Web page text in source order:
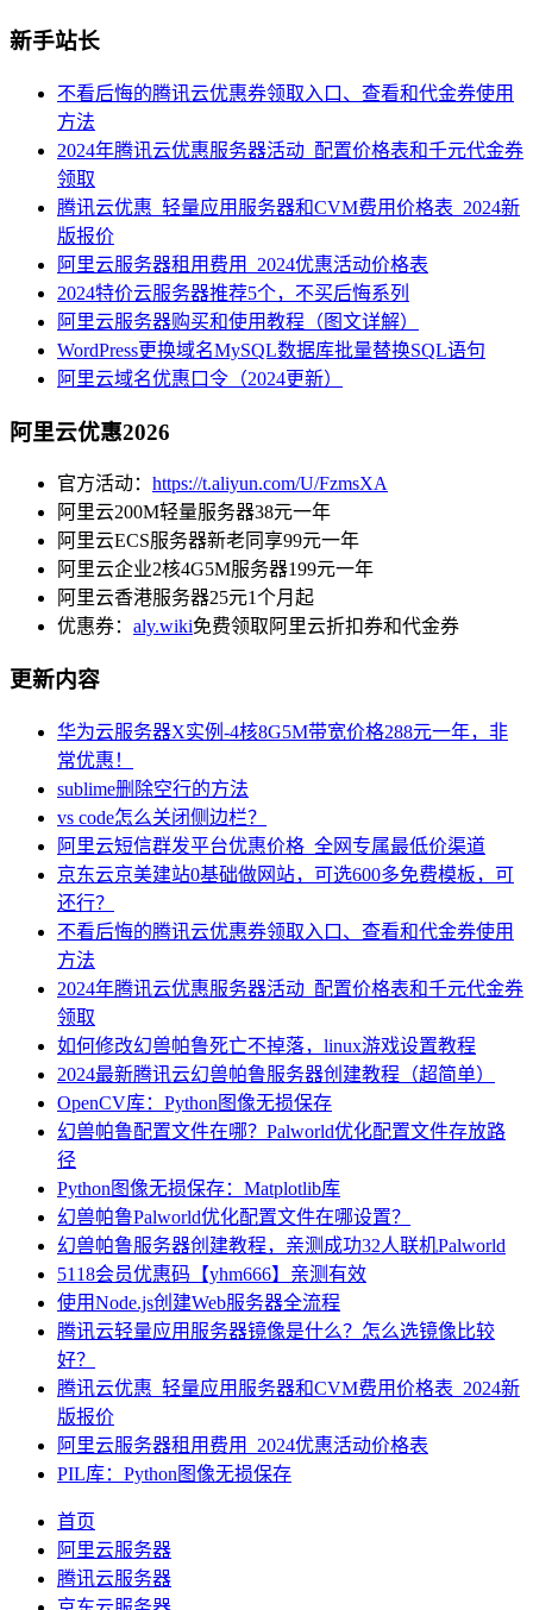
新手站长
不看后悔的腾讯云优惠券领取入口、查看和代金券使用
方法
2024年腾讯云优惠服务器活动_配置价格表和千元代金券
领取
腾讯云优惠_轻量应用服务器和CVM费用价格表_2024新
版报价
阿里云服务器租用费用_2024优惠活动价格表
2024特价云服务器推荐5个，不买后悔系列
阿里云服务器购买和使用教程（图文详解）
WordPress更换域名MySQL数据库批量替换SQL语句
阿里云域名优惠口令（2024更新）
阿里云优惠2026
官方活动： https://t.aliyun.com/U/FzmsXA
阿里云200M轻量服务器38元一年
阿里云ECS服务器新老同享99元一年
阿里云企业2核4G5M服务器199元一年
阿里云香港服务器25元1个月起
优惠券： aly.wiki免费领取阿里云折扣券和代金券
更新内容
华为云服务器X实例-4核8G5M带宽价格288元一年，非
常优惠！
sublime删除空行的方法
vs code怎么关闭侧边栏？
阿里云短信群发平台优惠价格_全网专属最低价渠道
京东云京美建站0基础做网站，可选600多免费模板，可
还行？
不看后悔的腾讯云优惠券领取入口、查看和代金券使用
方法
2024年腾讯云优惠服务器活动_配置价格表和千元代金券
领取
如何修改幻兽帕鲁死亡不掉落，linux游戏设置教程
2024最新腾讯云幻兽帕鲁服务器创建教程（超简单）
OpenCV库：Python图像无损保存
幻兽帕鲁配置文件在哪？Palworld优化配置文件存放路
径
Python图像无损保存：Matplotlib库
幻兽帕鲁Palworld优化配置文件在哪设置？
幻兽帕鲁服务器创建教程，亲测成功32人联机Palworld
5118会员优惠码【yhm666】亲测有效
使用Node.js创建Web服务器全流程
腾讯云轻量应用服务器镜像是什么？怎么选镜像比较
好？
腾讯云优惠_轻量应用服务器和CVM费用价格表_2024新
版报价
阿里云服务器租用费用_2024优惠活动价格表
PIL库：Python图像无损保存
首页
阿里云服务器
腾讯云服务器